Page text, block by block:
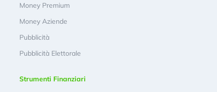
Money Premium
Money Aziende
Pubblicità
Pubblicità Elettorale
Strumenti Finanziari